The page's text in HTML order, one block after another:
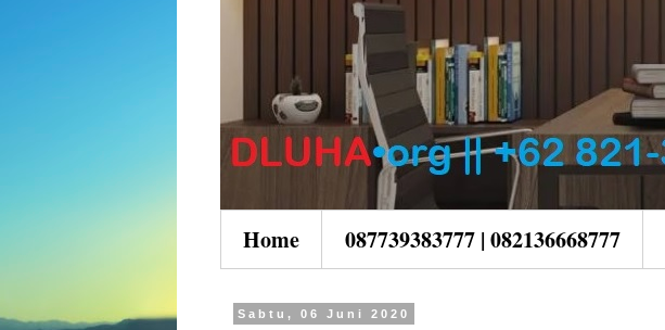
Home 087739383777 | 082136668777
Sabtu, 06 Juni 2020